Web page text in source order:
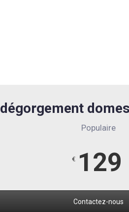
dégorgement
Populaire
€ 129
Contactez-nous